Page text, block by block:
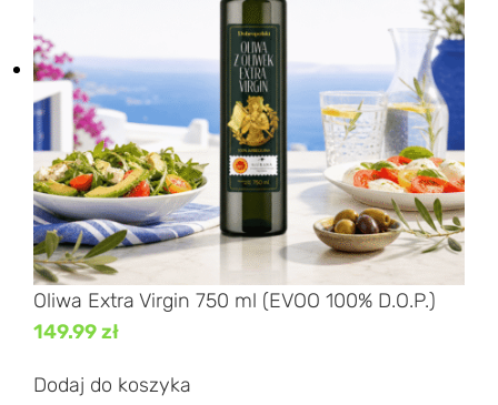
Oliwa Extra Virgin 750 ml (EVOO 100% D.O.P.)
149.99zł
Dodaj do koszyka